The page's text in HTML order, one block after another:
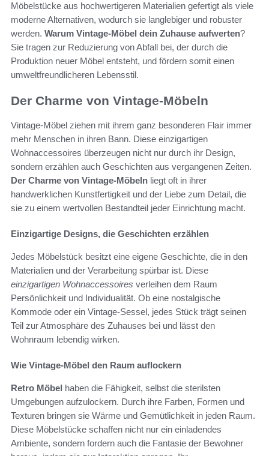
Möbelstücke aus hochwertigeren Materialien gefertigt als viele
moderne Alternativen, wodurch sie langlebiger und robuster
werden. Warum Vintage-Möbel dein Zuhause aufwerten?
Sie tragen zur Reduzierung von Abfall bei, der durch die
Produktion neuer Möbel entsteht, und fördern somit einen
umweltfreundlicheren Lebensstil.
Der Charme von Vintage-Möbeln
Vintage-Möbel ziehen mit ihrem ganz besonderen Flair immer
mehr Menschen in ihren Bann. Diese einzigartigen
Wohnaccessoires überzeugen nicht nur durch ihr Design,
sondern erzählen auch Geschichten aus vergangenen Zeiten.
Der Charme von Vintage-Möbeln liegt oft in ihrer
handwerklichen Kunstfertigkeit und der Liebe zum Detail, die
sie zu einem wertvollen Bestandteil jeder Einrichtung macht.
Einzigartige Designs, die Geschichten erzählen
Jedes Möbelstück besitzt eine eigene Geschichte, die in den
Materialien und der Verarbeitung spürbar ist. Diese
einzigartigen Wohnaccessoires verleihen dem Raum
Persönlichkeit und Individualität. Ob eine nostalgische
Kommode oder ein Vintage-Sessel, jedes Stück trägt seinen
Teil zur Atmosphäre des Zuhauses bei und lässt den
Wohnraum lebendig wirken.
Wie Vintage-Möbel den Raum auflockern
Retro Möbel haben die Fähigkeit, selbst die sterilsten
Umgebungen aufzulockern. Durch ihre Farben, Formen und
Texturen bringen sie Wärme und Gemütlichkeit in jeden Raum.
Diese Möbelstücke schaffen nicht nur ein einladendes
Ambiente, sondern fordern auch die Fantasie der Bewohner